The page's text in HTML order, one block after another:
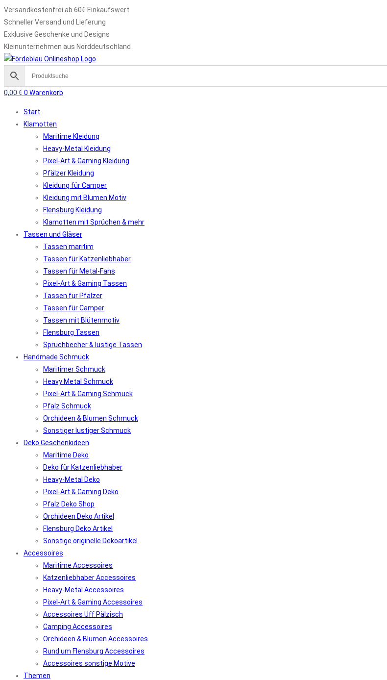
Versandkostenfrei ab 60€ Einkaufswert
Schneller Versand und Lieferung
Exklusive Geschenke und Designs
Kleinunternehmen aus Norddeutschland
0,00 € 0 Warenkorb
Start
Klamotten
Maritime Kleidung
Heavy-Metal Kleidung
Pixel-Art & Gaming Kleidung
Pfälzer Kleidung
Kleidung für Camper
Kleidung mit Blumen Motiv
Flensburg Kleidung
Klamotten mit Sprüchen & mehr
Tassen und Gläser
Tassen maritim
Tassen für Katzenliebhaber
Tassen für Metal-Fans
Pixel-Art & Gaming Tassen
Tassen für Pfälzer
Tassen für Camper
Tassen mit Blütenmotiv
Flensburg Tassen
Spruchbecher & lustige Tassen
Handmade Schmuck
Maritimer Schmuck
Heavy Metal Schmuck
Pixel-Art & Gaming Schmuck
Pfalz Schmuck
Orchideen & Blumen Schmuck
Sonstiger lustiger Schmuck
Deko Geschenkideen
Maritime Deko
Deko für Katzenliebhaber
Heavy-Metal Deko
Pixel-Art & Gaming Deko
Pfalz Deko Shop
Orchideen Deko Artikel
Flensburg Deko Artikel
Sonstige originelle Dekoartikel
Accessoires
Maritime Accessoires
Katzenliebhaber Accessoires
Heavy-Metal Accessoires
Pixel-Art & Gaming Accessoires
Accessoires Uff Pälzisch
Camping Accessoires
Orchideen & Blumen Accessoires
Rund um Flensburg Accessoires
Accessoires sonstige Motive
Themen